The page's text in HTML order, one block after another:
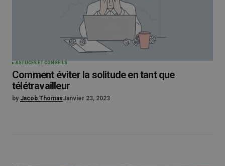
ASTUCES ET CONSEILS
Comment éviter la solitude en tant que
télétravailleur
by Jacob ThomasJanvier 23, 2023